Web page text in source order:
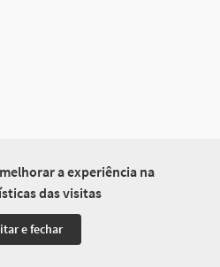
a experiência na
das visitas
e fechar